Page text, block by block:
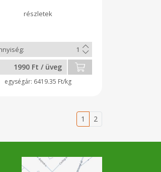
bele. Mag nincs benne!
érdemes használni?
joghurtba vagy csak úgy
Összetevők: 90%
10% cukor, biocitrom,
Felbontás után hűtve
1990 Ft / üveg
6419.35 Ft/kg
1 2